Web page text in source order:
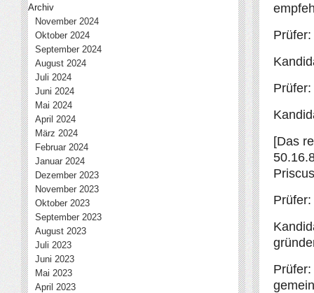
[Das
Archiv
November 2024
Oktober 2024
September 2024
August 2024
Juli 2024
Juni 2024
Mai 2024
April 2024
März 2024
Februar 2024
Januar 2024
Dezember 2023
November 2023
Oktober 2023
September 2023
August 2023
Juli 2023
Juni 2023
Mai 2023
April 2023